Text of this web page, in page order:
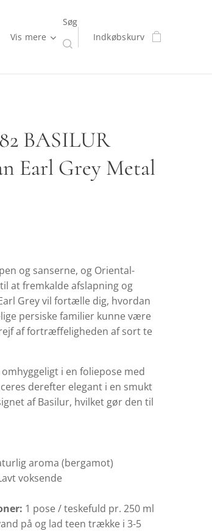
Vis mere
Søg
Indkøbskurv
BASILUR
Earl Grey Metal
og sanserne, og Oriental-
at fremkalde afslapning og
Grey vil fortælle dig, hvordan
persiske familier kunne være
af fortræffeligheden af ​​sort te
i en foliepose med
derefter elegant i en smukt
af Basilur, hvilket gør den til
aroma (bergamot)
voksende
1 pose / teskefuld pr. 250 ml
på og lad teen trække i 3-5